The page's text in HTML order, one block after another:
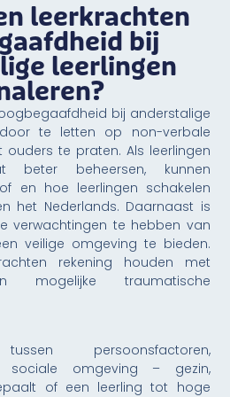
leerkrachten
bij
leerlingen
bij anderstalige
te letten op non-verbale
te praten. Als leerlingen
beter beheersen, kunnen
en hoe leerlingen schakelen
het Nederlands. Daarnaast is
verwachtingen te hebben van
veilige omgeving te bieden.
rekening houden met
mogelijke traumatische
persoonsfactoren,
sociale omgeving – gezin,
of een leerling tot hoge